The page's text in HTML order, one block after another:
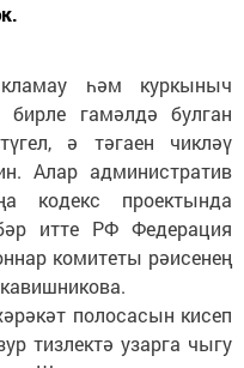
һәм куркыныч
гамәлдә булган
ә тәгаен чикләү
Алар административ
кодекс проектында
итте РФ Федерация
комитеты рәисенең
полосасын кисеп
тизлектә узарга чыгу